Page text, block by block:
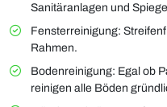
Sanitäranlagen und
Fensterreinigung:
Rahmen.
Bodenreinigung: Egal ob
reinigen alle Böden